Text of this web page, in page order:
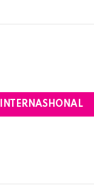
INTERNASHONAL